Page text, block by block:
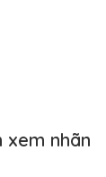
xem nhãn